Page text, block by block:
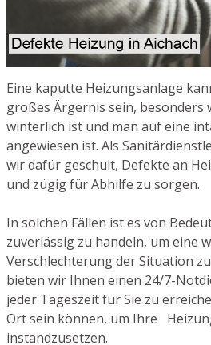
Eine kaputte Heizungsanlage
großes Ärgernis sein, besonders
winterlich ist und man auf eine
angewiesen ist. Als
wir dafür geschult, Defekte an
und zügig für Abhilfe zu sorgen.
In solchen Fällen ist es von
zuverlässig zu handeln, um eine
Verschlechterung der Situation
bieten wir Ihnen einen 24/7-
jeder Tageszeit für Sie zu
Ort sein können, um Ihre
instandzusetzen.